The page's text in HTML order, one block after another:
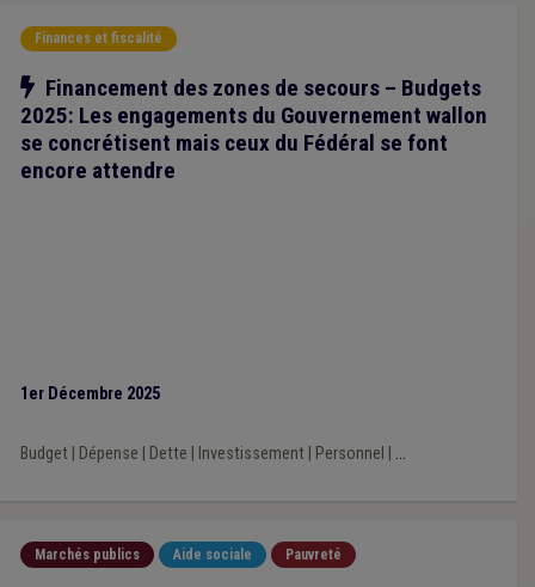
Finances et fiscalité
Notre action
Financement des zones de secours – Budgets
2025: Les engagements du Gouvernement wallon
se concrétisent mais ceux du Fédéral se font
encore attendre
1er Décembre 2025
Budget| Dépense Dette Investissement| Personnel ...
Marchés publics Aide sociale Pauvreté